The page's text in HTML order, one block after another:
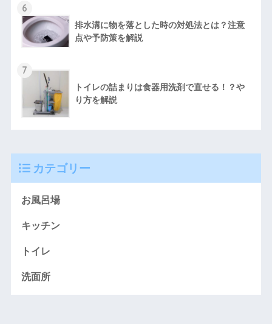
6
排水溝に物を落とした時の対処法とは？注意
点や予防策を解説
7
トイレの詰まりは食器用洗剤で直せる！？や
り方を解説
カテゴリー
お風呂場
キッチン
トイレ
洗面所